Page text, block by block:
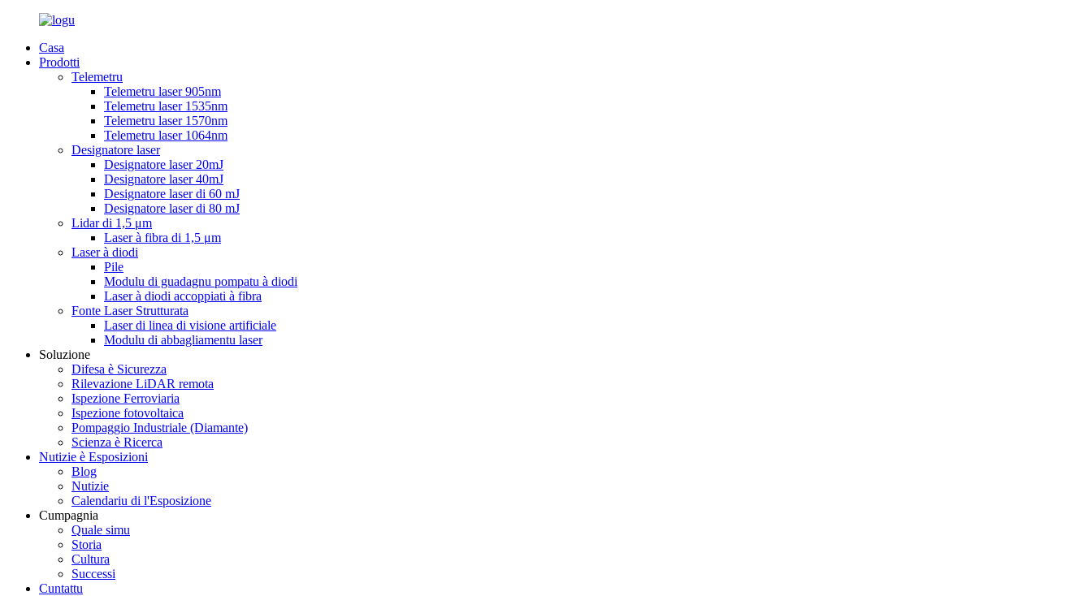
Casa
Prodotti
Telemetru
Telemetru laser 905nm
Telemetru laser 1535nm
Telemetru laser 1570nm
Telemetru laser 1064nm
Designatore laser
Designatore laser 20mJ
Designatore laser 40mJ
Designatore laser di 60 mJ
Designatore laser di 80 mJ
Lidar di 1,5 μm
Laser à fibra di 1,5 μm
Laser à diodi
Pile
Modulu di guadagnu pompatu à diodi
Laser à diodi accoppiati à fibra
Fonte Laser Strutturata
Laser di linea di visione artificiale
Modulu di abbagliamentu laser
Soluzione
Difesa è Sicurezza
Rilevazione LiDAR remota
Ispezione Ferroviaria
Ispezione fotovoltaica
Pompaggio Industriale (Diamante)
Scienza è Ricerca
Nutizie è Esposizioni
Blog
Nutizie
Calendariu di l'Esposizione
Cumpagnia
Quale simu
Storia
Cultura
Successi
Cuntattu